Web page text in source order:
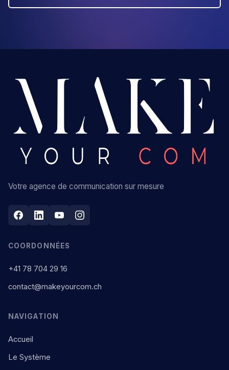
Votre agence de communication sur mesure
COORDONNÉES
+41 78 704 29 16
contact@makeyourcom.ch
NAVIGATION
Accueil
Le Système